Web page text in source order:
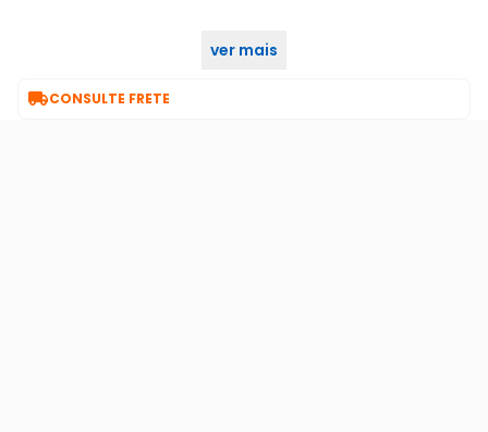
ver mais
CONSULTE FRETE